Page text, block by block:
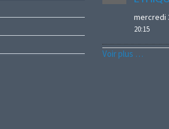
mercredi
20:15
Voir plus …